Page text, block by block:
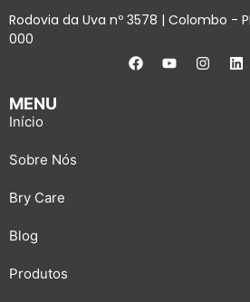
Rodovia da Uva nº 3578 | Colombo -
000
Início
Sobre Nós
Bry Care
Blog
Produtos
MENU